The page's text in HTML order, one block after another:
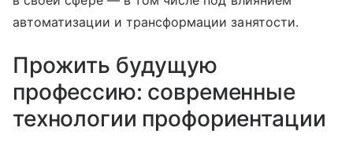
автоматизации и трансформации занятости.
Прожить будущую
профессию: современные
технологии профориентации